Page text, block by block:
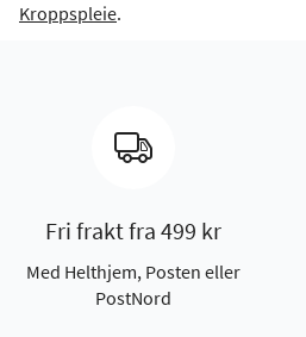
Kroppspleie.
Fri frakt fra 499 kr
Med Helthjem, Posten eller
PostNord